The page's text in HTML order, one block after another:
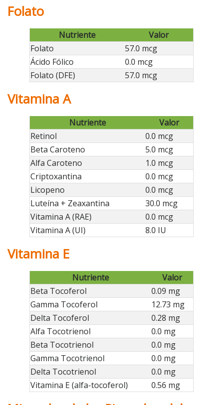
Folato
Nutriente
Valor
Folato
57.0 mcg
Ácido Fólico
0.0 mcg
Folato (DFE)
57.0 mcg
Vitamina A
Nutriente
Valor
Retinol
0.0 mcg
Beta Caroteno
5.0 mcg
Alfa Caroteno
1.0 mcg
Criptoxantina
0.0 mcg
Licopeno
0.0 mcg
Luteína + Zeaxantina
30.0 mcg
Vitamina A (RAE)
0.0 mcg
Vitamina A (UI)
8.0 IU
Vitamina E
Nutriente
Valor
Beta Tocoferol
0.09 mg
Gamma Tocoferol
12.73 mg
Delta Tocoferol
0.28 mg
Alfa Tocotrienol
0.0 mg
Beta Tocotrienol
0.0 mg
Gamma Tocotrienol
0.0 mg
Delta Tocotrienol
0.0 mg
Vitamina E (alfa-tocoferol)
0.56 mg